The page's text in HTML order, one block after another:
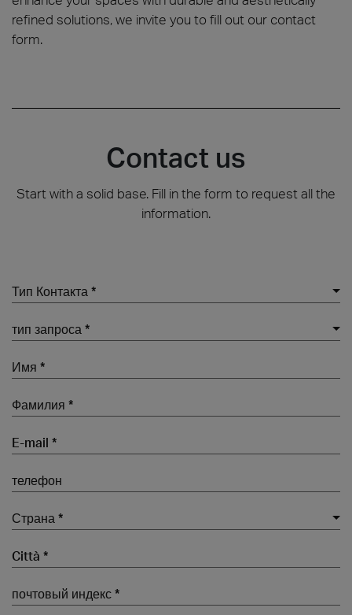
refined solutions, we invite you to fill out our contact
form.
Contact us
Start with a solid base. Fill in the form to request all the
information.
Тип Контакта *
тип запроса *
Страна *